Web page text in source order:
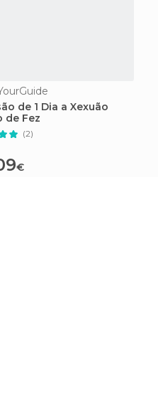
de 1 Dia a Xexuão
de Fez
(2)
€